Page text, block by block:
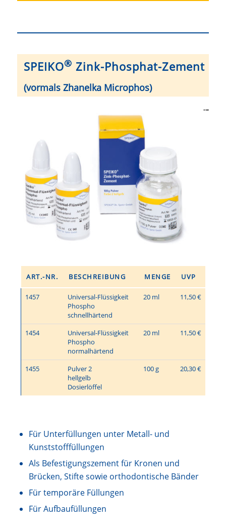
SPEIKO® Zink-Phosphat-Zement
(vormals Zhanelka Microphos)
ART.-NR. BESCHREIBUNG MENGE UVP
1457
Universal-Flüssigkeit
Phospho
schnellhärtend
20 ml 11,50 €
1454
Universal-Flüssigkeit
Phospho
normalhärtend
20 ml 11,50 €
1455
Pulver 2
hellgelb
Dosierlöffel
100 g 20,30 €
Für Unterfüllungen unter Metall- und
Kunststofffüllungen
Als Befestigungszement für Kronen und
Brücken, Stifte sowie orthodontische Bänder
Für temporäre Füllungen
Für Aufbaufüllungen